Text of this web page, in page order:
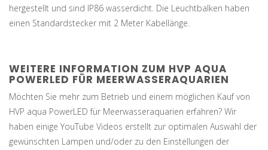
hergestellt und sind IP86 wasserdicht. Die Leuchtbalken haben
einen Standardstecker mit 2 Meter Kabellänge.
WEITERE INFORMATION ZUM HVP AQUA
POWERLED FÜR MEERWASSERAQUARIEN
Möchten Sie mehr zum Betrieb und einem möglichen Kauf von
HVP aqua PowerLED für Meerwasseraquarien erfahren? Wir
haben einige YouTube Videos erstellt zur optimalen Auswahl der
gewünschten Lampen und/oder zu den Einstellungen der